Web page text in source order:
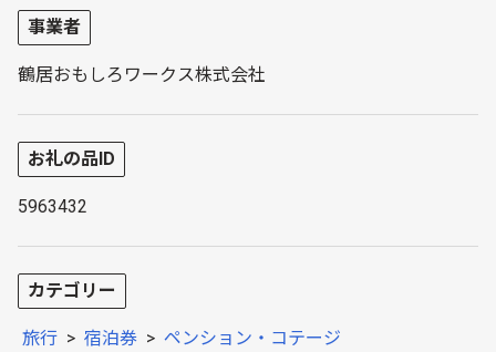
事業者
鶴居おもしろワークス株式会社
お礼の品ID
5963432
カテゴリー
旅行 > 宿泊券 > ペンション・コテージ